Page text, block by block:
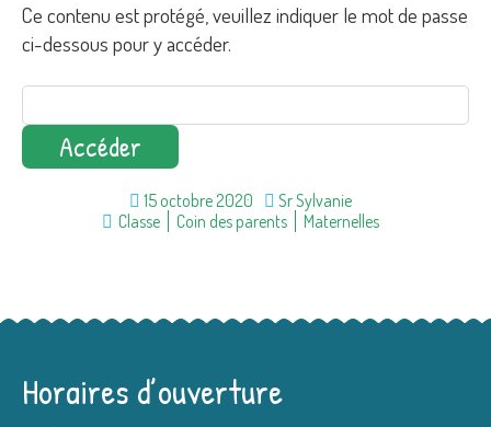
Ce contenu est protégé, veuillez indiquer le mot de passe
ci-dessous pour y accéder.
15 octobre 2020
Sr Sylvanie
Classe
Coin des parents Maternelles
Horaires d’ouverture